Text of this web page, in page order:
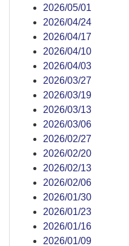
2026/05/01
2026/04/24
2026/04/17
2026/04/10
2026/04/03
2026/03/27
2026/03/19
2026/03/13
2026/03/06
2026/02/27
2026/02/20
2026/02/13
2026/02/06
2026/01/30
2026/01/23
2026/01/16
2026/01/09